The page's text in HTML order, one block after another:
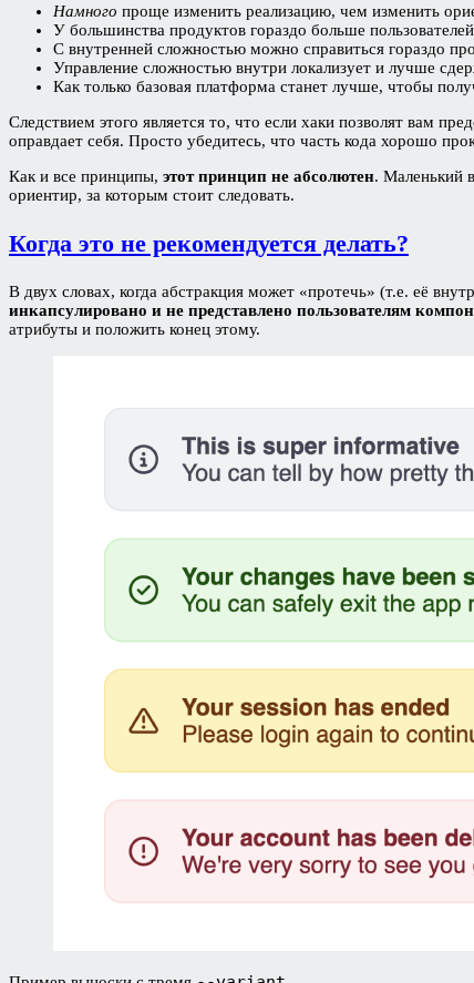
Намного проще изменить реализацию, чем изменить
У большинства продуктов гораздо больше
С внутренней сложностью можно справиться гораздо
Управление сложностью внутри локализует и лучше
Как только базовая платформа станет лучше, чтобы
Следствием этого является то, что если хаки позволят вам
оправдает себя. Просто убедитесь, что часть кода хорошо
Как и все принципы, этот принцип не абсолютен. Маленький
ориентир, за которым стоит следовать.
Когда это не рекомендуется делать?
В двух словах, когда абстракция может «протечь» (т.е. её
инкапсулировано и не представлено пользователям
атрибуты и положить конец этому.